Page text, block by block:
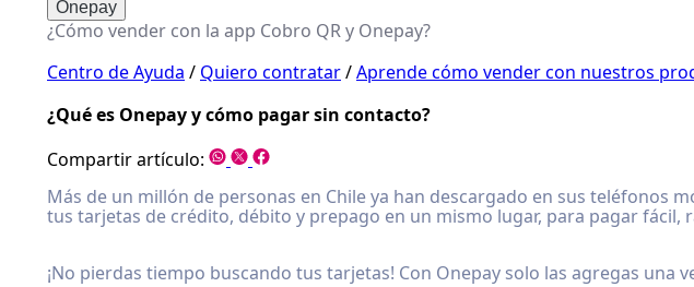
Onepay
¿Cómo vender con la app Cobro QR y Onepay?
Centro de Ayuda / Quiero contratar/Aprende cómo vender con nuestros
¿Qué es Onepay y cómo pagar sin contacto?
Compartir artículo:
Más de un millón de personas en Chile ya han descargado en sus teléfonos
tus tarjetas de crédito, débito y prepago en un mismo lugar, para pagar fácil,
¡No pierdas tiempo buscando tus tarjetas! Con Onepay solo las agregas una